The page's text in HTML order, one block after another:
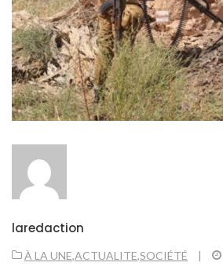
laredaction
À LA UNE,ACTUALITE,SOCIÉTÉ |